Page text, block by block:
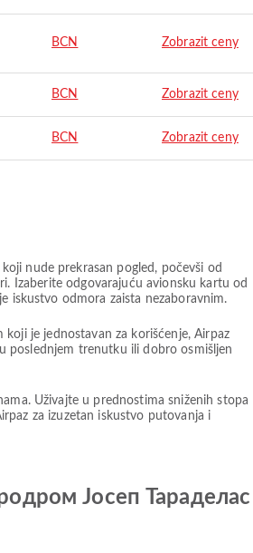
BCN Zobrazit ceny
BCN Zobrazit ceny
BCN Zobrazit ceny
nude prekrasan pogled, počevši od
Izaberite odgovarajuću avionsku kartu od
iskustvo odmora zaista nezaboravnim.
je jednostavan za korišćenje, Airpaz
poslednjem trenutku ili dobro osmišljen
Uživajte u prednostima sniženih stopa
za izuzetan iskustvo putovanja i
Јосеп Тараделас